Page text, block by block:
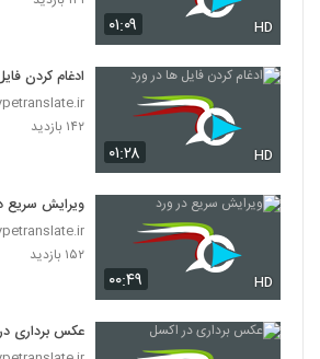
۰۱:۰۹ HD
۰۱:۲۸ HD
ادغام کردن
۱۴۲ بازدید
۰۰:۴۹ HD
ویرایش سریع
۱۵۲ بازدید
عکس برداری